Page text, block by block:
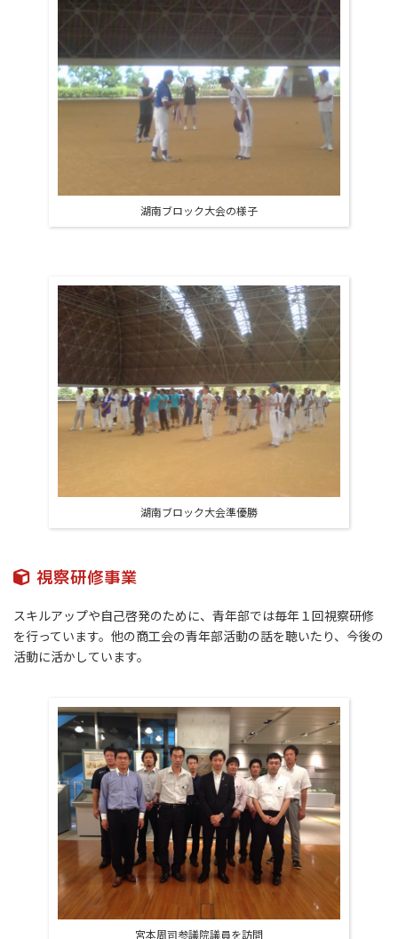
湖南ブロック大会の様子
湖南ブロック大会準優勝
視察研修事業
スキルアップや自己啓発のために、青年部では毎年１回視察研修
を行っています。他の商工会の青年部活動の話を聴いたり、今後の
活動に活かしています。
宮本周司参議院議員を訪問